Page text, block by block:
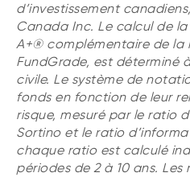
d’investissement
Canada Inc. Le calcul de
A+® complémentaire de la
FundGrade, est déterminé
civile. Le système de
fonds en fonction de leur
risque, mesuré par le ratio
Sortino et le ratio
chaque ratio est calculé
périodes de 2 à 10 ans.